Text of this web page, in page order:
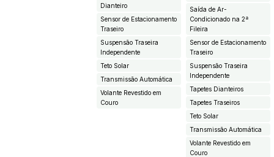
Dianteiro
Sensor de Estacionamento
Traseiro
Suspensão Traseira
Independente
Teto Solar
Transmissão Automática
Volante Revestido em
Couro
Saída de Ar-
Condicionado na 2ª
Fileira
Sensor de Estacionamento
Traseiro
Suspensão Traseira
Independente
Tapetes Dianteiros
Tapetes Traseiros
Teto Solar
Transmissão Automática
Volante Revestido em
Couro